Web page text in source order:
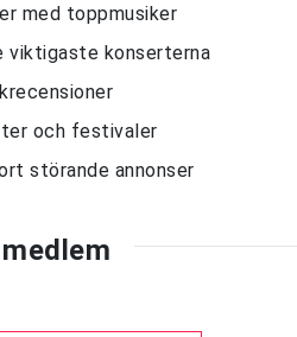
med toppmusiker
viktigaste konserterna
och festivaler
störande annonser
medlem